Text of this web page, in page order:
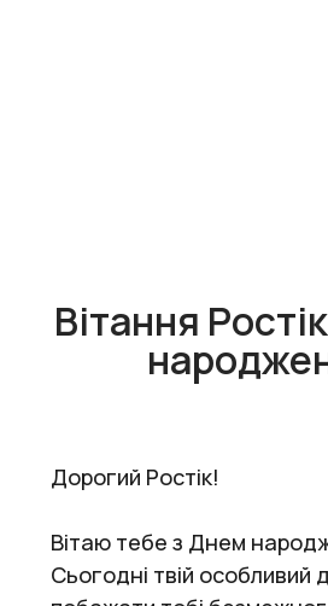
Вітання
Дорогий Ростік!
Вітаю тебе з Днем
Сьогодні твій особливий